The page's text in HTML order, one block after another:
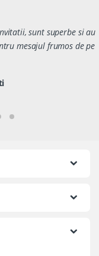
sunt superbe si au
mesajul frumos de pe